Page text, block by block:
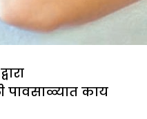
पावसाळ्यात काय